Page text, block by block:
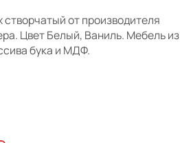
от производителя
Цвет Белый, Ваниль. Мебель из
бука и МДФ.